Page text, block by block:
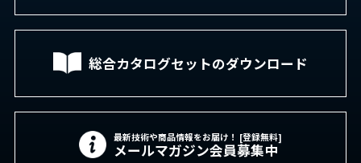
総合カタログセットのダウンロード
最新技術や商品情報をお届け！ [登録無料]
メールマガジン会員募集中